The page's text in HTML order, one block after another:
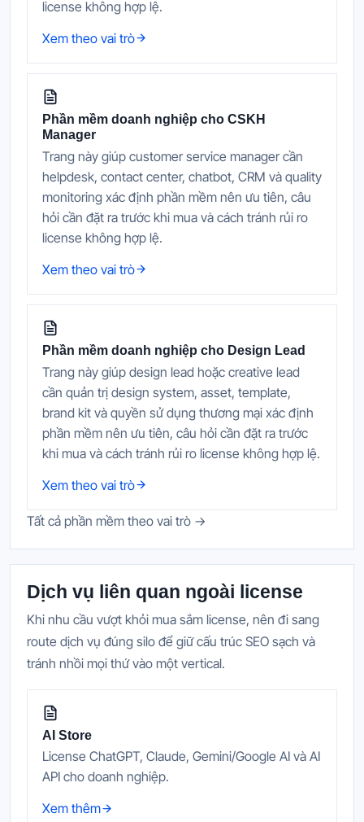
license không hợp lệ.
Xem theo vai trò
Phần mềm doanh nghiệp cho CSKH
Manager
Trang này giúp customer service manager cần
helpdesk, contact center, chatbot, CRM và quality
monitoring xác định phần mềm nên ưu tiên, câu
hỏi cần đặt ra trước khi mua và cách tránh rủi ro
license không hợp lệ.
Xem theo vai trò
Phần mềm doanh nghiệp cho Design Lead
Trang này giúp design lead hoặc creative lead
cần quản trị design system, asset, template,
brand kit và quyền sử dụng thương mại xác định
phần mềm nên ưu tiên, câu hỏi cần đặt ra trước
khi mua và cách tránh rủi ro license không hợp lệ.
Xem theo vai trò
Tất cả phần mềm theo vai trò →
Dịch vụ liên quan ngoài license
Khi nhu cầu vượt khỏi mua sắm license, nên đi sang
route dịch vụ đúng silo để giữ cấu trúc SEO sạch và
tránh nhồi mọi thứ vào một vertical.
AI Store
License ChatGPT, Claude, Gemini/Google AI và AI
API cho doanh nghiệp.
Xem thêm